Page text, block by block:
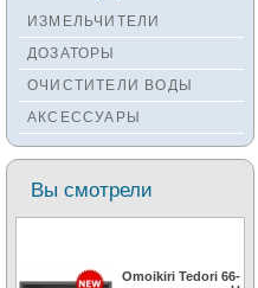
Смесители SEAMAN
Смесители
Zigmund&Shtain
Смесители OULIN
Смесители под бронзу
ИЗМЕЛЬЧИТЕЛИ
ДОЗАТОРЫ
ОЧИСТИТЕЛИ ВОДЫ
АКСЕССУАРЫ
Вы смотрели
Omoikiri Tedori 66-